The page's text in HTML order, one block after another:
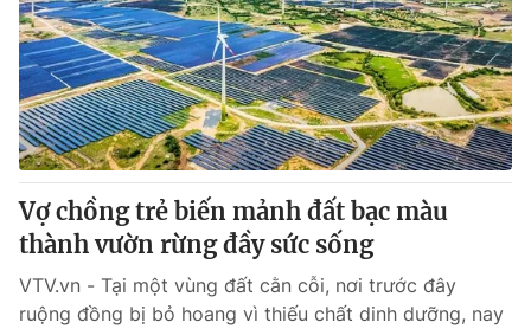
Vợ chồng trẻ biến mảnh đất bạc màu
thành vườn rừng đầy sức sống
VTV.vn - Tại một vùng đất cằn cỗi, nơi trước đây
ruộng đồng bị bỏ hoang vì thiếu chất dinh dưỡng, nay